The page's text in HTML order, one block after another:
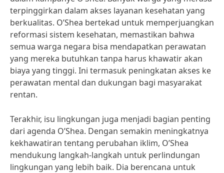
terpinggirkan dalam akses layanan kesehatan yang
berkualitas. O’Shea bertekad untuk memperjuangkan
reformasi sistem kesehatan, memastikan bahwa
semua warga negara bisa mendapatkan perawatan
yang mereka butuhkan tanpa harus khawatir akan
biaya yang tinggi. Ini termasuk peningkatan akses ke
perawatan mental dan dukungan bagi masyarakat
rentan.
Terakhir, isu lingkungan juga menjadi bagian penting
dari agenda O’Shea. Dengan semakin meningkatnya
kekhawatiran tentang perubahan iklim, O’Shea
mendukung langkah-langkah untuk perlindungan
lingkungan yang lebih baik. Dia berencana untuk